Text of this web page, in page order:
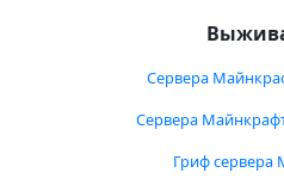
Сервера
Сервера
Гриф сервера